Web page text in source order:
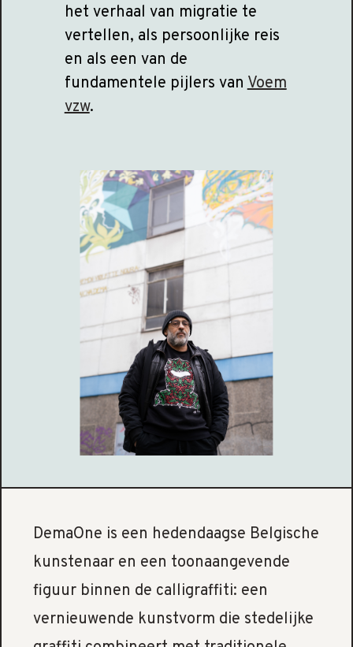
het verhaal van migratie te
vertellen, als persoonlijke reis
en als een van de
fundamentele pijlers vanVoem
vzw.
DemaOne is een hedendaagse Belgische
kunstenaar en een toonaangevende
figuur binnen de calligraffiti: een
vernieuwende kunstvorm die stedelijke